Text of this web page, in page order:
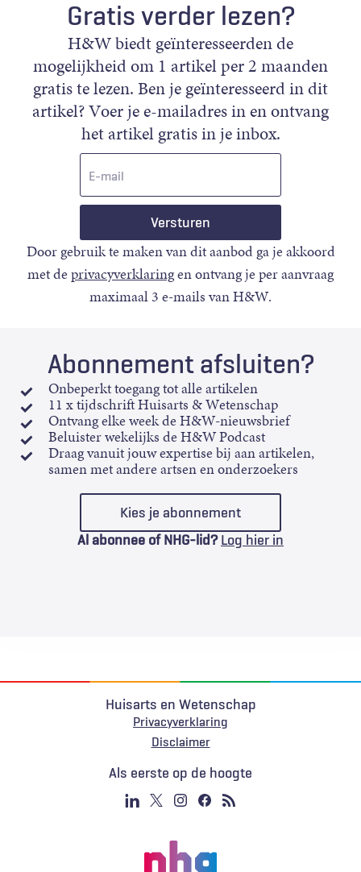
Gratis verder lezen?
H&W biedt geïnteresseerden de
mogelijkheid om 1 artikel per 2 maanden
gratis te lezen. Ben je geïnteresseerd in dit
artikel? Voer je e-mailadres in en ontvang
het artikel gratis in je inbox.
Door gebruik te maken van dit aanbod ga je akkoord
met deprivacyverklaringen ontvang je per aanvraag
maximaal 3 e-mails van H&W.
Abonnement afsluiten?
Onbeperkt toegang tot alle artikelen
11 x tijdschrift Huisarts & Wetenschap
Ontvang elke week de H&W-nieuwsbrief
Beluister wekelijks de H&W Podcast
Draag vanuit jouw expertise bij aan artikelen,
samen met andere artsen en onderzoekers
Kies je abonnement
Al abonnee of NHG-lid? Log hier in
Huisarts en Wetenschap
Privacyverklaring
Voet
Disclaimer
Als eerste op de hoogte